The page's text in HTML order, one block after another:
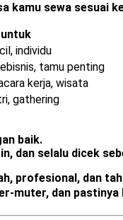
kamu sewa sesuai
individu
tamu penting
kerja, wisata
gathering
baik.
dan selalu dicek
profesional, dan
muter, dan